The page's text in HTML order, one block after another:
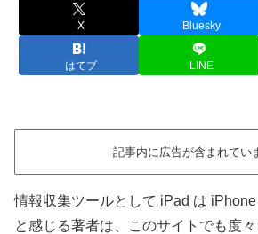
X Bluesky
はてブ LINE
記事内に広告が含まれてい
情報収集ツールとして iPad は
と感じる著者は、このサイトでも度